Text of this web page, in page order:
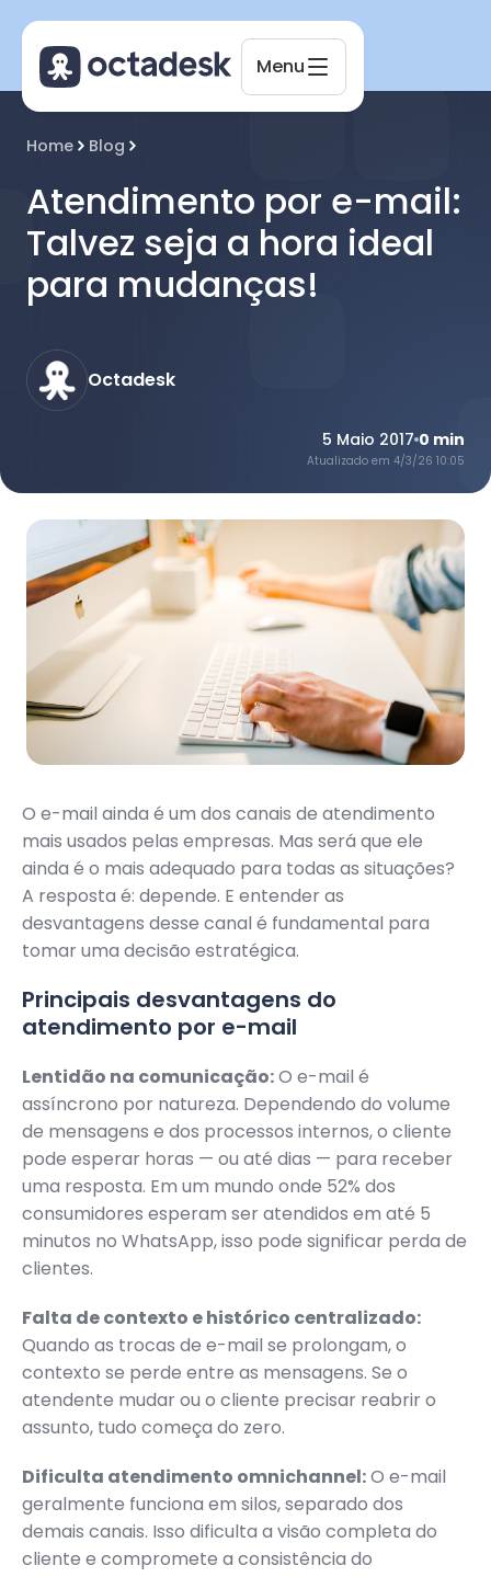
Menu
Home Blog
Atendimento por e-mail:
Talvez seja a hora ideal
para mudanças!
Octadesk
5 Maio 2017 0 min
Atualizado em 4/3/26 10:05
O e-mail ainda é um dos canais de atendimento
mais usados pelas empresas. Mas será que ele
ainda é o mais adequado para todas as situações?
A resposta é: depende. E entender as
desvantagens desse canal é fundamental para
tomar uma decisão estratégica.
Principais desvantagens do
atendimento por e-mail
Lentidão na comunicação:O e-mail é
assíncrono por natureza. Dependendo do volume
de mensagens e dos processos internos, o cliente
pode esperar horas — ou até dias — para receber
uma resposta. Em um mundo onde 52% dos
consumidores esperam ser atendidos em até 5
minutos no WhatsApp, isso pode significar perda de
clientes.
Falta de contexto e histórico centralizado:
Quando as trocas de e-mail se prolongam, o
contexto se perde entre as mensagens. Se o
atendente mudar ou o cliente precisar reabrir o
assunto, tudo começa do zero.
Dificulta atendimento omnichannel:O e-mail
geralmente funciona em silos, separado dos
demais canais. Isso dificulta a visão completa do
cliente e compromete a consistência do
Octadesk